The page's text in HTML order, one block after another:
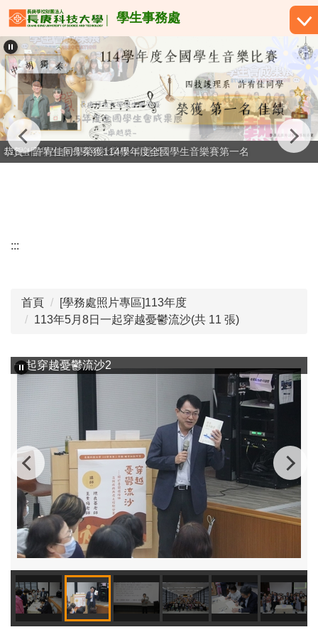
跳
到
主
要
內
容
區
學生事務處
恭賀！許宥佳同學榮獲114學年度全國學生音樂賽第一名
115全國學生會成果展社榮獲-卓越獎
:::
首頁
[學務處照片專區]113年度
113年5月8日一起穿越憂鬱流沙(共 11 張)
一起穿越憂鬱流沙2